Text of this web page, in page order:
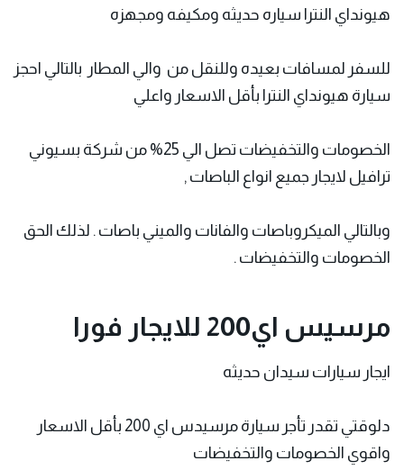
هيونداي النترا سياره حديثه ومكيفه ومجهزه
للسفر لمسافات بعيده وللنقل من والي المطار بالتالي احجز
سيارة هيونداي النترا بأقل الاسعار واعلي
الخصومات والتخفيضات تصل الي 25% من شركة بسيوني
ترافيل لايجار جميع انواع الباصات ,
وبالتالي الميكروباصات والفانات والميني باصات . لذلك الحق
الخصومات والتخفيضات .
مرسيس اي200 للايجار فورا
ايجار سيارات سيدان حديثه
دلوقتي تقدر تأجر سيارة مرسيدس اي 200 بأقل الاسعار
واقوي الخصومات والتخفيضات